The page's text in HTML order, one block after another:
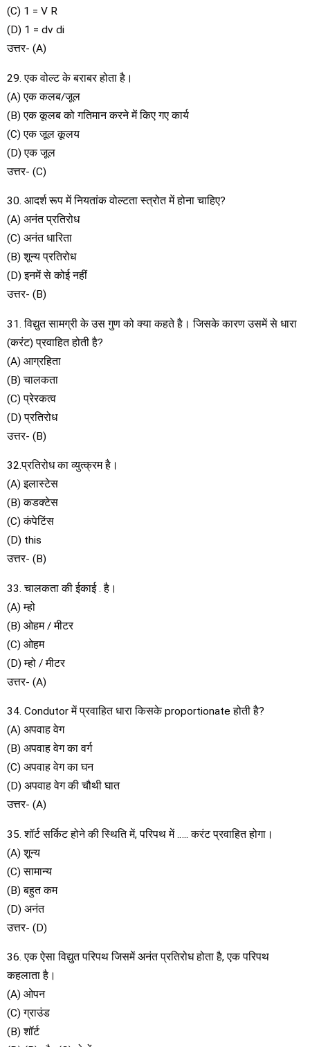
(C) 1 = V R
(D) 1 = dv di
उत्तर- (A)
29. एक वोल्ट के बराबर होता है।
(A) एक कलब/जूल
(B) एक कूलब को गतिमान करने में किए गए कार्य
(C) एक जूल कूलय
(D) एक जूल
उत्तर- (C)
30. आदर्श रूप में नियतांक वोल्टता स्त्रोत में होना चाहिए?
(A) अनंत प्रतिरोध
(C) अनंत धारिता
(B) शून्य प्रतिरोध
(D) इनमें से कोई नहीं
उत्तर- (B)
31. विद्युत सामग्री के उस गुण को क्या कहते है। जिसके कारण उसमें से धारा
(करंट) प्रवाहित होती है?
(A) आग्रहिता
(B) चालकता
(C) प्रेरकत्व
(D) प्रतिरोध
उत्तर- (B)
32.प्रतिरोध का व्युत्क्रम है।
(A) इलास्टेस
(B) कडक्टेस
(C) कंपेटिंस
(D) this
उत्तर- (B)
33. चालकता की ईकाई . है।
(A) म्हो
(B) ओहम / मीटर
(C) ओहम
(D) म्हो / मीटर
उत्तर- (A)
34. Condutor में प्रवाहित धारा किसके proportionate होती है?
(A) अपवाह वेग
(B) अपवाह वेग का वर्ग
(C) अपवाह वेग का घन
(D) अपवाह वेग की चौथी घात
उत्तर- (A)
35. शॉर्ट सर्किट होने की स्थिति में, परिपथ में ….. करंट प्रवाहित होगा।
(A) शून्य
(C) सामान्य
(B) बहुत कम
(D) अनंत
उत्तर- (D)
36. एक ऐसा विद्युत परिपथ जिसमें अनंत प्रतिरोध होता है, एक परिपथ
कहलाता है।
(A) ओपन
(C) ग्राउंड
(B) शॉर्ट